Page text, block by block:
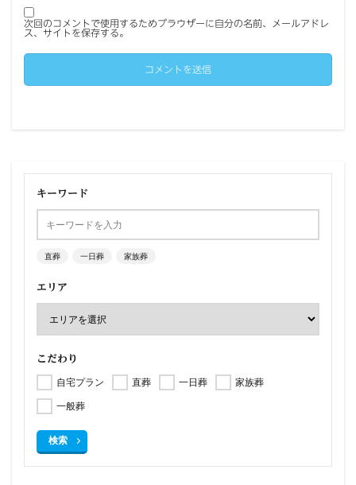
次回のコメントで使用するためブラウザーに自分の名前、メールアドレ
ス、サイトを保存する。
キーワード
直葬 一日葬 家族葬
エリア
こだわり
自宅プラン 直葬 一日葬
家族葬
一般葬
検索